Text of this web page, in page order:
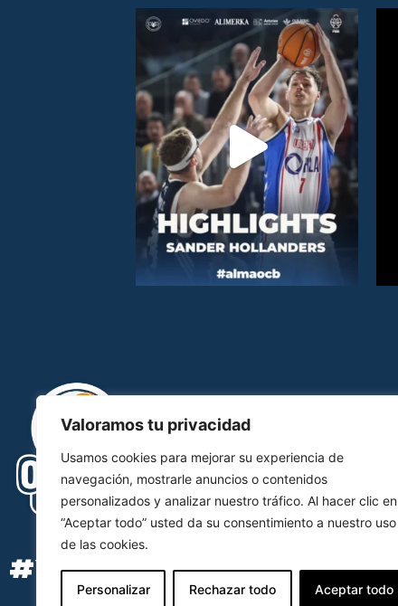
Valoramos tu privacidad
Usamos cookies para mejorar su experiencia de
navegación, mostrarle anuncios o contenidos
personalizados y analizar nuestro tráfico. Al hacer clic en
“Aceptar todo” usted da su consentimiento a nuestro uso
de las cookies.
Personalizar Rechazar todo Aceptar todo
#YOSOYOCB